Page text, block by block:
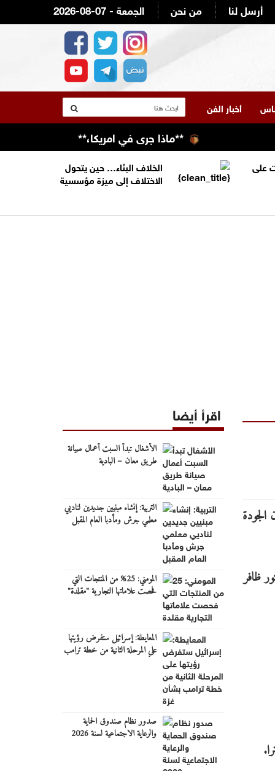
2026-08-07 - الجمعة من نحن أرسل لنا
أخبار الفن
**ماذا جرى في امريكا،** برعاية الرواشدة
على
الخلاف البنّاء… حين يتحول
الاختلاف إلى ميزة مؤسسية
الأستاذ الدكتور ظافر
اقرأ أيضا
الأشغال تبدأ السبت أعمال صيانة
طريق معان – البادية
التربية: إنشاء مبنيين جديدين لناديي
معلمي جرش ومأدبا العام المقبل
المومني: 25% من المنتجات التي
فحصت علاماتها التجارية "مقلدة"
المعايطة: إسرائيل ستفرض رؤيتها
على المرحلة الثانية من خطة ترامب
صدور نظام صندوق الحماية
والرعاية الاجتماعية لسنة 2026